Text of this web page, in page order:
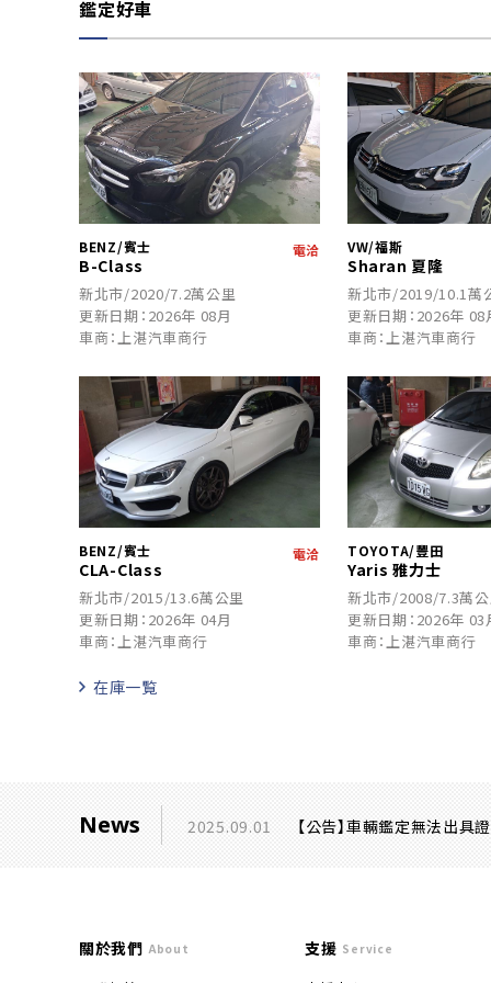
鑑定好車
BENZ/賓士
B-Class
電洽
新北市/2020/7.2萬公里
更新日期：2026年 08月
車商：上湛汽車商行
VW/福斯
Sharan 夏隆
新北市/2019/10.1萬
更新日期：2026年 08
車商：上湛汽車商行
BENZ/賓士
CLA-Class
電洽
新北市/2015/13.6萬公里
更新日期：2026年 04月
車商：上湛汽車商行
TOYOTA/豐田
Yaris 雅力士
新北市/2008/7.3萬
更新日期：2026年 03
車商：上湛汽車商行
在庫一覧
News 2025.09.01 【公告】車輛鑑定無法出具
關於我們 About 支援 Service